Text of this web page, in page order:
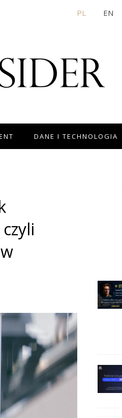
PL EN
DANE I TECHNOLOGIA